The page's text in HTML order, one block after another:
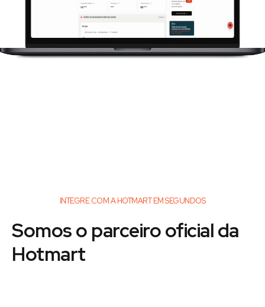
INTEGRE COM A HOTMART EM SEGUNDOS
Somos o parceiro oficial da
Hotmart